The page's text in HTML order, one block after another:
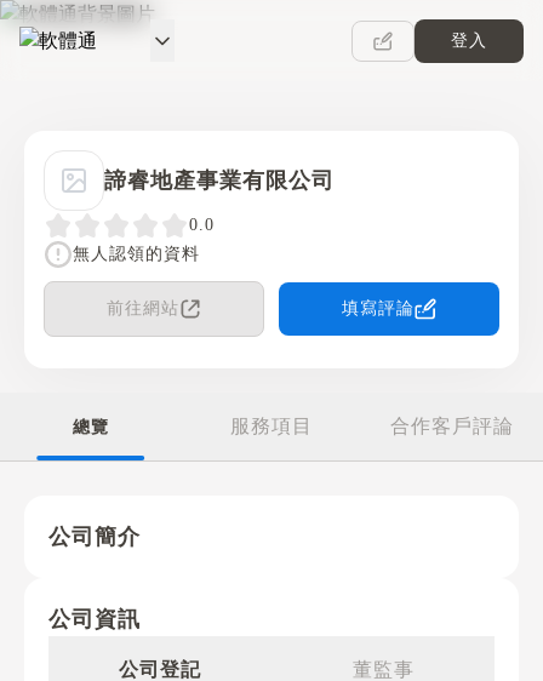
軟體通
登入
諦睿地產事業有限公司
0.0
無人認領的資料
前往網站 填寫評論
總覽 服務項目 合作客戶評論
公司簡介
公司資訊
公司登記 董監事